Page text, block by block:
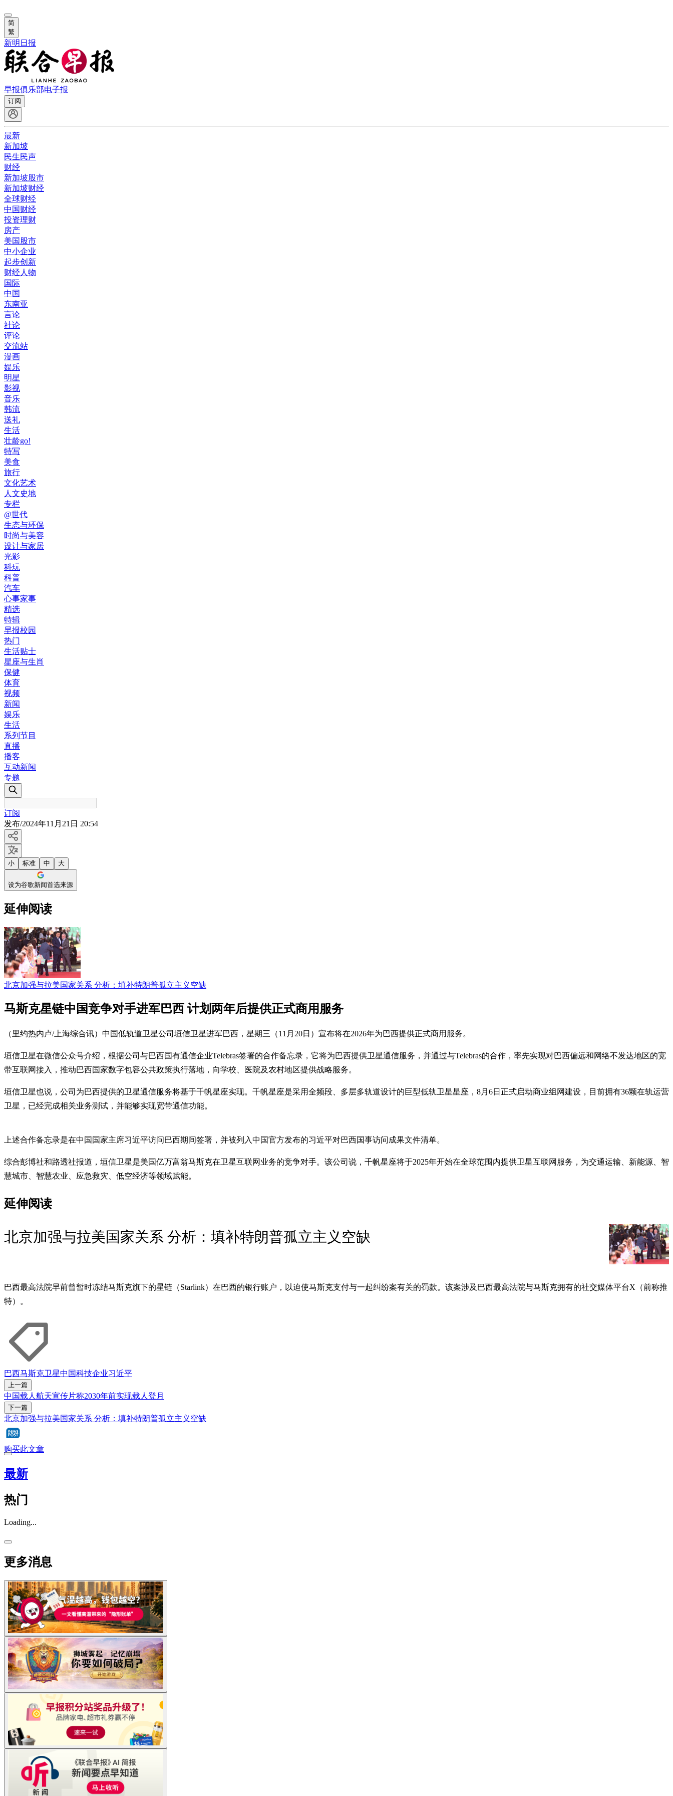
简
繁
新明日报
早报俱乐部电子报
订阅
最新
新加坡
民生民声
财经
新加坡股市
新加坡财经
全球财经
中国财经
投资理财
房产
美国股市
中小企业
起步创新
财经人物
国际
中国
东南亚
言论
社论
评论
交流站
漫画
娱乐
明星
影视
音乐
韩流
送礼
生活
壮龄go!
特写
美食
旅行
文化艺术
人文史地
专栏
@世代
生态与环保
时尚与美容
设计与家居
光影
科玩
科普
汽车
心事家事
精选
特辑
早报校园
热门
生活贴士
星座与生肖
保健
体育
视频
新闻
娱乐
生活
系列节目
直播
播客
互动新闻
专题
订阅
发布/2024年11月21日 20:54
小 标准 中 大
设为谷歌新闻首选来源
延伸阅读
北京加强与拉美国家关系 分析：填补特朗普孤立主义空缺
马斯克星链中国竞争对手进军巴西 计划两年后提供正式商用服务
（里约热内卢/上海综合讯）中国低轨道卫星公司垣信卫星进军巴西，星期三（11月20日）宣布将在2026年为巴西提供正式商用服务。
垣信卫星在微信公众号介绍，根据公司与巴西国有通信企业Telebras签署的合作备忘录，它将为巴西提供卫星通信服务，并通过与Telebras的合作，率先实现对巴西偏远和网络不发达地区的宽
带互联网接入，推动巴西国家数字包容公共政策执行落地，向学校、医院及农村地区提供战略服务。
垣信卫星也说，公司为巴西提供的卫星通信服务将基于千帆星座实现。千帆星座是采用全频段、多层多轨道设计的巨型低轨卫星星座，8月6日正式启动商业组网建设，目前拥有36颗在轨运营
卫星，已经完成相关业务测试，并能够实现宽带通信功能。
上述合作备忘录是在中国国家主席习近平访问巴西期间签署，并被列入中国官方发布的习近平对巴西国事访问成果文件清单。
综合彭博社和路透社报道，垣信卫星是美国亿万富翁马斯克在卫星互联网业务的竞争对手。该公司说，千帆星座将于2025年开始在全球范围内提供卫星互联网服务，为交通运输、新能源、智
慧城市、智慧农业、应急救灾、低空经济等领域赋能。
延伸阅读
北京加强与拉美国家关系 分析：填补特朗普孤立主义空缺
巴西最高法院早前曾暂时冻结马斯克旗下的星链（Starlink）在巴西的银行账户，以迫使马斯克支付与一起纠纷案有关的罚款。该案涉及巴西最高法院与马斯克拥有的社交媒体平台X（前称推
特）。
巴西马斯克卫星中国科技企业习近平
上一篇
中国载人航天宣传片称2030年前实现载人登月
下一篇
北京加强与拉美国家关系 分析：填补特朗普孤立主义空缺
购买此文章
最新
热门
Loading...
更多消息